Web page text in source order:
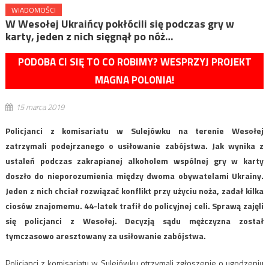
WIADOMOŚCI
W Wesołej Ukraińcy pokłócili się podczas gry w
karty, jeden z nich sięgnął po nóż…
PODOBA CI SIĘ TO CO ROBIMY? WESPRZYJ PROJEKT
MAGNA POLONIA!
15 marca 2019
Policjanci z komisariatu w Sulejówku na terenie Wesołej
zatrzymali podejrzanego o usiłowanie zabójstwa. Jak wynika z
ustaleń podczas zakrapianej alkoholem wspólnej gry w karty
doszło do nieporozumienia między dwoma obywatelami Ukrainy.
Jeden z nich chciał rozwiązać konflikt przy użyciu noża, zadał kilka
ciosów znajomemu. 44-latek trafił do policyjnej celi. Sprawą zajęli
się policjanci z Wesołej. Decyzją sądu mężczyzna został
tymczasowo aresztowany za usiłowanie zabójstwa.